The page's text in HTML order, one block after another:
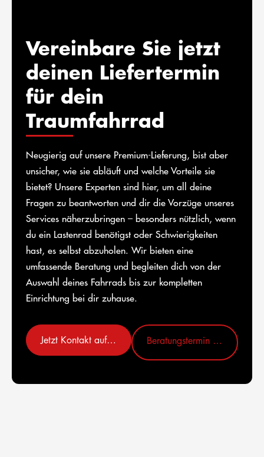
Vereinbare Sie jetzt
deinen Liefertermin
für dein
Traumfahrrad
Neugierig auf unsere Premium-Lieferung, bist aber
unsicher, wie sie abläuft und welche Vorteile sie
bietet? Unsere Experten sind hier, um all deine
Fragen zu beantworten und dir die Vorzüge unseres
Services näherzubringen – besonders nützlich, wenn
du ein Lastenrad benötigst oder Schwierigkeiten
hast, es selbst abzuholen. Wir bieten eine
umfassende Beratung und begleiten dich von der
Auswahl deines Fahrrads bis zur kompletten
Einrichtung bei dir zuhause.
Jetzt Kontakt aufnehmen Beratungstermin vereinbaren